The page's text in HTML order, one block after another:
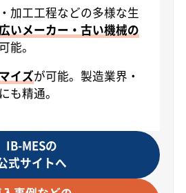
加工工程などの多様な生
いメーカー・古い機械の
能。
イズが可能。製造業界・
も精通。
IB-MESの
式サイトへ